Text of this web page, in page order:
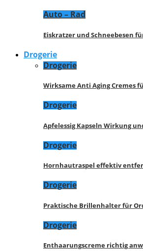
Auto – Rad
Eiskratzer und Schneebesen
Drogerie
Drogerie
Wirksame Anti Aging Cremes
Drogerie
Apfelessig Kapseln Wirkung
Drogerie
Hornhautraspel effektiv
Drogerie
Praktische Brillenhalter für
Drogerie
Enthaarungscreme richtig